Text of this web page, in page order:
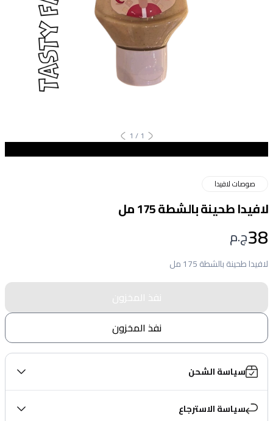
1
/
1
صوصات لافيدا
لافيدا طحينة بالشطة 175 مل
38ج.م
لافيدا طحينة بالشطة 175 مل
نفذ المخزون
نفذ المخزون
سياسة الشحن
سياسة الاسترجاع